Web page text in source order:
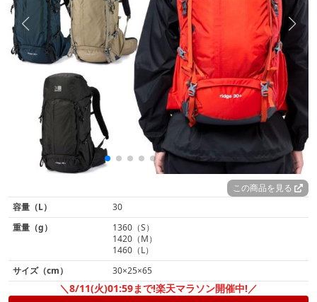
この商品を見る
容量（L）
30
重量（g）
1360（S）
1420（M）
1460（L）
サイズ（cm）
30×25×65
＼8/11(火)01:59まで!楽天マラソン開催中!／